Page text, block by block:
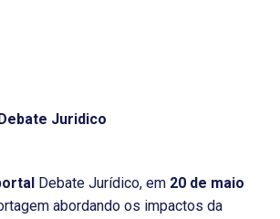
Juridico
Debate Jurídico, em 20 de maio
abordando os impactos da